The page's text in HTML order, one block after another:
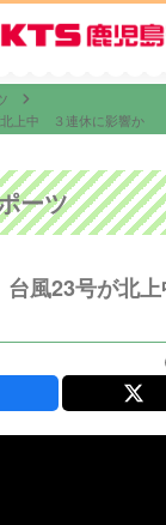
北上中 ３連休に影響か
ーツ
台風23号が北